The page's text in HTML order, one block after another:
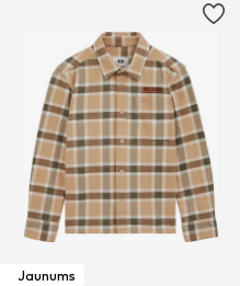
Jaunums